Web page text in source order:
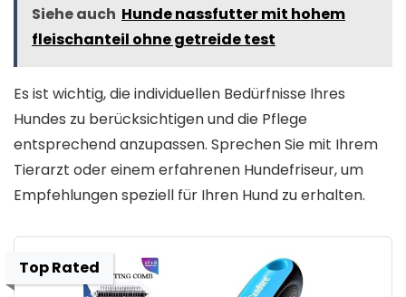
Siehe auch Hunde nassfutter mit hohem
fleischanteil ohne getreide test
Es ist wichtig, die individuellen Bedürfnisse Ihres
Hundes zu berücksichtigen und die Pflege
entsprechend anzupassen. Sprechen Sie mit Ihrem
Tierarzt oder einem erfahrenen Hundefriseur, um
Empfehlungen speziell für Ihren Hund zu erhalten.
Top Rated